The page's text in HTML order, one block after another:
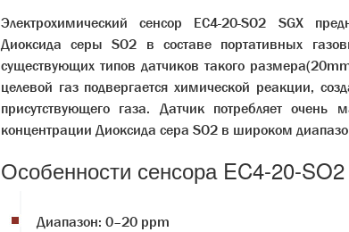
Электрохимический сенсор EC4-20-SO2 SGX
Диоксида серы SO2 в составе портативных
существующих типов датчиков такого
целевой газ подвергается химической реакции,
присутствующего газа. Датчик потребляет
концентрации Диоксида сера SO2 в широком
Особенности сенсора EC4-20-
Диапазон: 0–20 ppm